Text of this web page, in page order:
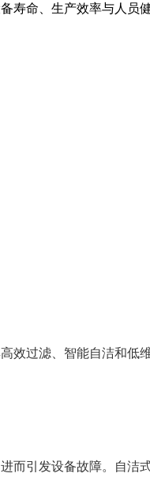
命、生产效率与人员
效过滤、智能自洁和低
而引发设备故障。自洁